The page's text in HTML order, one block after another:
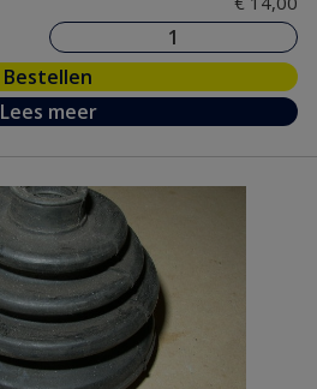
Bestellen
Lees meer